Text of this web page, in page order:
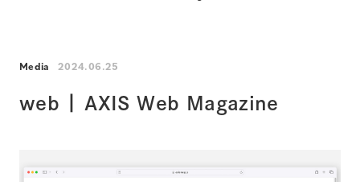
Media 2024.06.25
web | AXIS Web Magazine